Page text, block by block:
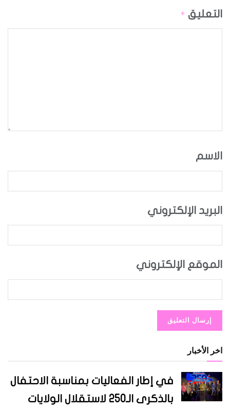
التعليق *
الاسم
البريد الإلكتروني
الموقع الإلكتروني
اخر الأخبار
في إطار الفعاليات بمناسبة الاحتفال
بالذكرى الـ250 لاستقلال الولايات